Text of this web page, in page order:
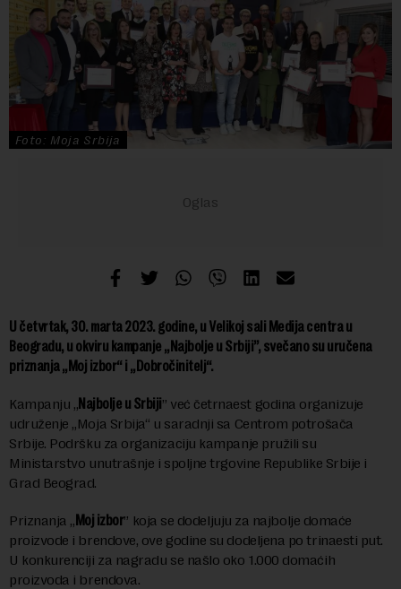
Foto: Moja Srbija
U četvrtak, 30. marta 2023. godine, u Velikoj sali Medija centra u
Beogradu, u okviru kampanje „Najbolje u Srbiji”, svečano su uručena
priznanja „Moj izbor“ i „Dobročinitelj“.
Kampanju „Najbolje u Srbiji” već četrnaest godina organizuje
udruženje „Moja Srbija“ u saradnji sa Centrom potrošača
Srbije. Podršku za organizaciju kampanje pružili su
Ministarstvo unutrašnje i spoljne trgovine Republike Srbije i
Grad Beograd.
Priznanja „ Moj izbor” koja se dodeljuju za najbolje domaće
proizvode i brendove, ove godine su dodeljena po trinaesti put.
U konkurenciji za nagradu se našlo oko 1.000 domaćih
proizvoda i brendova.